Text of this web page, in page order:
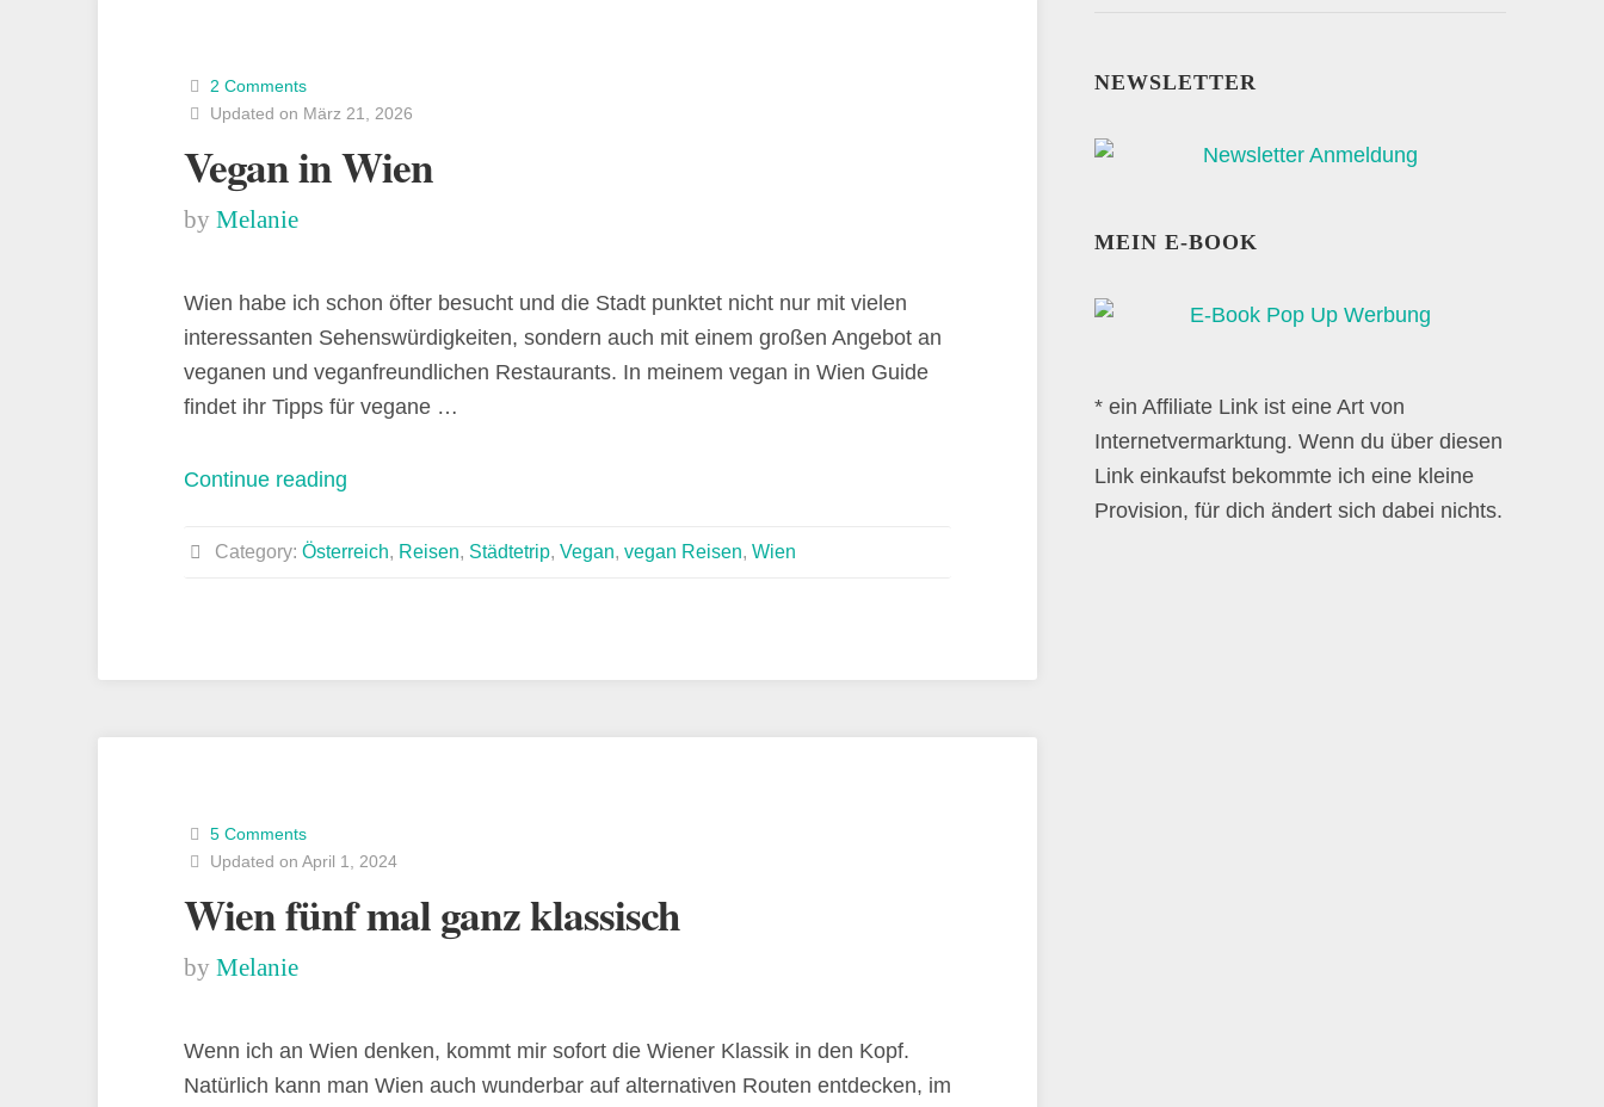
2 Comments
Updated on März 21, 2026
Vegan in Wien
by Melanie
Wien habe ich schon öfter besucht und die Stadt punktet nicht nur mit vielen
interessanten Sehenswürdigkeiten, sondern auch mit einem großen Angebot an
veganen und veganfreundlichen Restaurants. In meinem vegan in Wien Guide
findet ihr Tipps für vegane …
Continue reading
Wien“
Category: Österreich, Reisen, Städtetrip, Vegan, vegan Reisen, Wien
5 Comments
Updated on April 1, 2024
Wien fünf mal ganz klassisch
by Melanie
Wenn ich an Wien denken, kommt mir sofort die Wiener Klassik in den Kopf.
Natürlich kann man Wien auch wunderbar auf alternativen Routen entdecken, im
NEWSLETTER
MEIN E-BOOK
* ein Affiliate Link ist eine Art von
Internetvermarktung. Wenn du über diesen
Link einkaufst bekommte ich eine kleine
Provision, für dich ändert sich dabei nichts.